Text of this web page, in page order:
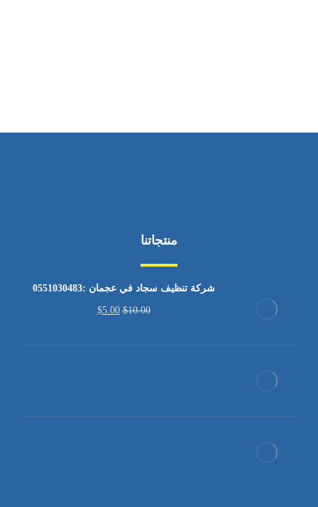
منتجاتنا
شركة تنظيف سجاد في عجمان :0551030483
$10.00
$5.00